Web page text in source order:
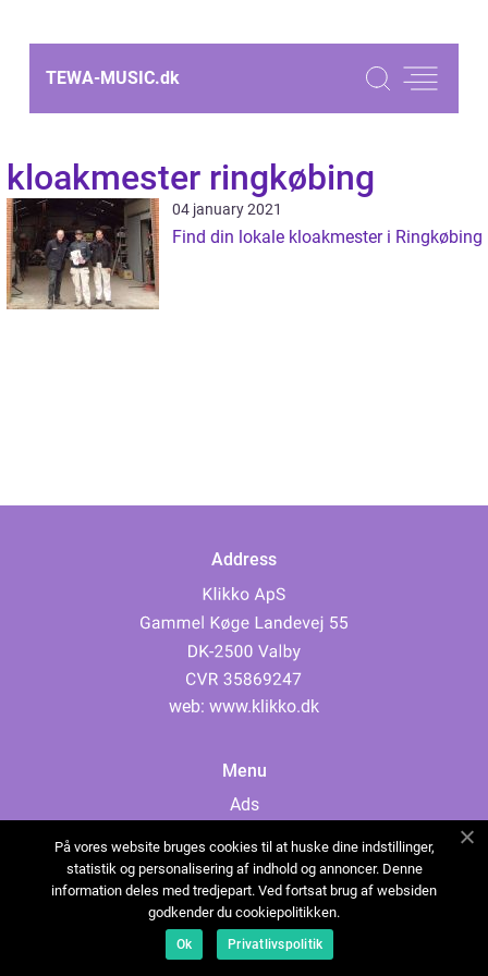
TEWA-MUSIC.dk
kloakmester ringkøbing
04 january 2021
Find din lokale kloakmester i Ringkøbing
Address
web: www.klikko.dk
Menu
Ads
Cookies
Contact
Sitemap
På vores website bruges cookies til at huske dine indstillinger,
statistik og personalisering af indhold og annoncer. Denne
information deles med tredjepart. Ved fortsat brug af websiden
godkender du cookiepolitikken.
Ok Privatlivspolitik